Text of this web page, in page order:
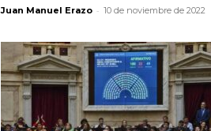
Juan Manuel Erazo - 10 de noviembre de 2022